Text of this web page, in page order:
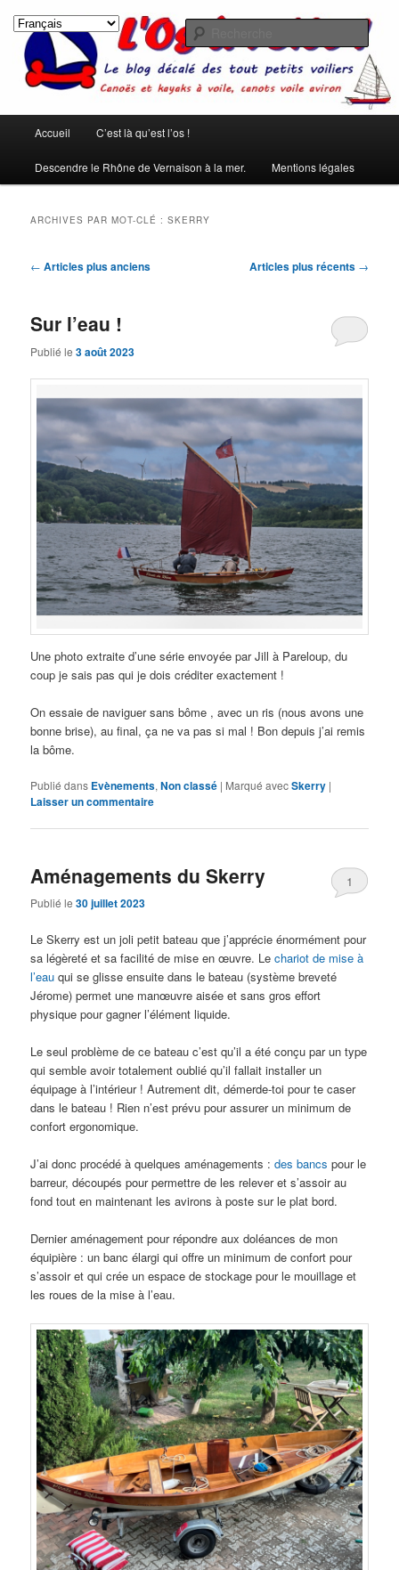
contenu
principal
contenu
secondaire
L'os à voile !
(Pierre Dac)
principal
Accueil C’est là qu’est l’os !
Descendre le Rhône de Vernaison à la mer. Mentions légales
ARCHIVES PAR MOT-CLÉ :SKERRY
Navigation
← Articles plus anciens Articles plus récents →
Sur l’eau !
Publié le3 août 2023
Une photo extraite d’une série envoyée par Jill à Pareloup, du
coup je sais pas qui je dois créditer exactement !
On essaie de naviguer sans bôme , avec un ris (nous avons une
bonne brise), au final, ça ne va pas si mal ! Bon depuis j’ai remis
la bôme.
Publié dans Evènements,Non classé | Marqué avecSkerry |
Laisser un commentaire
Aménagements du Skerry
Publié le30 juillet 2023
1
Le Skerry est un joli petit bateau que j’apprécie énormément pour
sa légèreté et sa facilité de mise en œuvre. Lechariot de mise à
l’eau qui se glisse ensuite dans le bateau (système breveté
Jérome) permet une manœuvre aisée et sans gros effort
physique pour gagner l’élément liquide.
Le seul problème de ce bateau c’est qu’il a été conçu par un type
qui semble avoir totalement oublié qu’il fallait installer un
équipage à l’intérieur ! Autrement dit, démerde-toi pour te caser
dans le bateau ! Rien n’est prévu pour assurer un minimum de
confort ergonomique.
J’ai donc procédé à quelques aménagements :des bancs pour le
barreur, découpés pour permettre de les relever et s’assoir au
fond tout en maintenant les avirons à poste sur le plat bord.
Dernier aménagement pour répondre aux doléances de mon
équipière : un banc élargi qui offre un minimum de confort pour
s’assoir et qui crée un espace de stockage pour le mouillage et
les roues de la mise à l’eau.